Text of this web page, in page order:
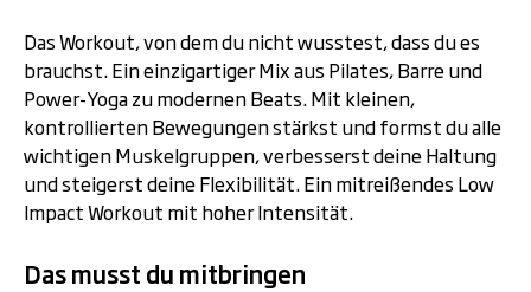
Das Workout, von dem du nicht wusstest, dass du es
brauchst. Ein einzigartiger Mix aus Pilates, Barre und
Power-Yoga zu modernen Beats. Mit kleinen,
kontrollierten Bewegungen stärkst und formst du alle
wichtigen Muskelgruppen, verbesserst deine Haltung
und steigerst deine Flexibilität. Ein mitreißendes Low
Impact Workout mit hoher Intensität.
Das musst du mitbringen